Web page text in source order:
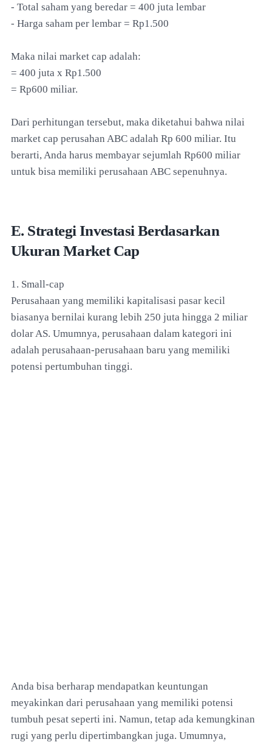
- Total saham yang beredar = 400 juta lembar
- Harga saham per lembar = Rp1.500
Maka nilai market cap adalah:
= 400 juta x Rp1.500
= Rp600 miliar.
Dari perhitungan tersebut, maka diketahui bahwa nilai
market cap perusahan ABC adalah Rp 600 miliar. Itu
berarti, Anda harus membayar sejumlah Rp600 miliar
untuk bisa memiliki perusahaan ABC sepenuhnya.
E. Strategi Investasi Berdasarkan
Ukuran Market Cap
1. Small-cap
Perusahaan yang memiliki kapitalisasi pasar kecil
biasanya bernilai kurang lebih 250 juta hingga 2 miliar
dolar AS. Umumnya, perusahaan dalam kategori ini
adalah perusahaan-perusahaan baru yang memiliki
potensi pertumbuhan tinggi.
Anda bisa berharap mendapatkan keuntungan
meyakinkan dari perusahaan yang memiliki potensi
tumbuh pesat seperti ini. Namun, tetap ada kemungkinan
rugi yang perlu dipertimbangkan juga. Umumnya,